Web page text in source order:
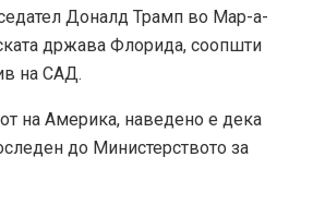
Доналд Трамп во Мар-а-
држава Флорида, соопшти
на САД.
на Америка, наведено е дека
до Министерството за